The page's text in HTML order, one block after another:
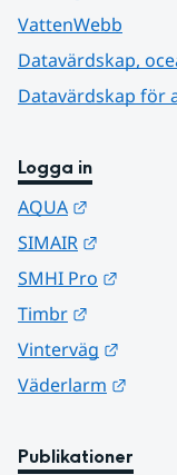
VattenWebb
Datavärdskap,
Datavärdskap för
Logga in
AQUA
SIMAIR
SMHI Pro
Timbr
Vinterväg
Väderlarm
Publikationer